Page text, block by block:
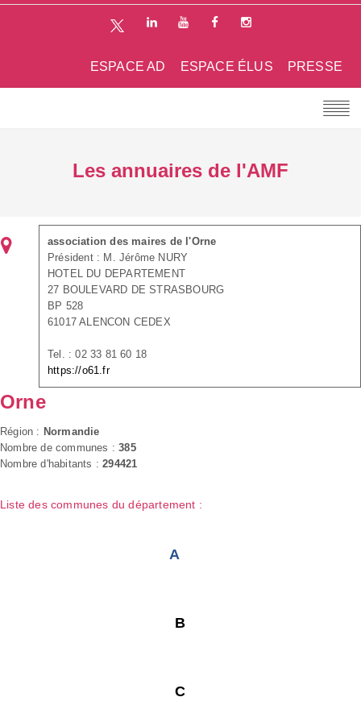
PRESSE
ESPACE ÉLUS
ESPACE AD
Les annuaires de l'AMF
association des maires de l'Orne
Président : M. Jérôme NURY
HOTEL DU DEPARTEMENT
27 BOULEVARD DE STRASBOURG
BP 528
61017 ALENCON CEDEX
Tel. : 02 33 81 60 18
https://o61.fr
Orne
Région : Normandie
Nombre de communes :385
Nombre d'habitants :294421
Liste des communes du département :
A
B
C